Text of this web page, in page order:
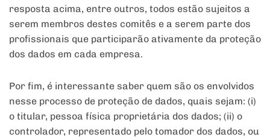
resposta acima, entre outros, todos estão sujeitos a
serem membros destes comitês e a serem parte dos
profissionais que participarão ativamente da proteção
dos dados em cada empresa.
Por fim, é interessante saber quem são os envolvidos
nesse processo de proteção de dados, quais sejam: (i)
o titular, pessoa física proprietária dos dados; (ii) o
controlador, representado pelo tomador dos dados, ou